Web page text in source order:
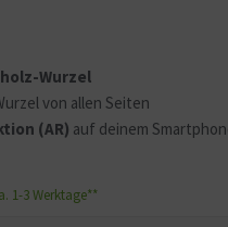
erklären
Ihre Daten an YouTube
dass Sie die
Wurzel
von allen Seiten
(AR) auf deinem
1-3 Werktage**